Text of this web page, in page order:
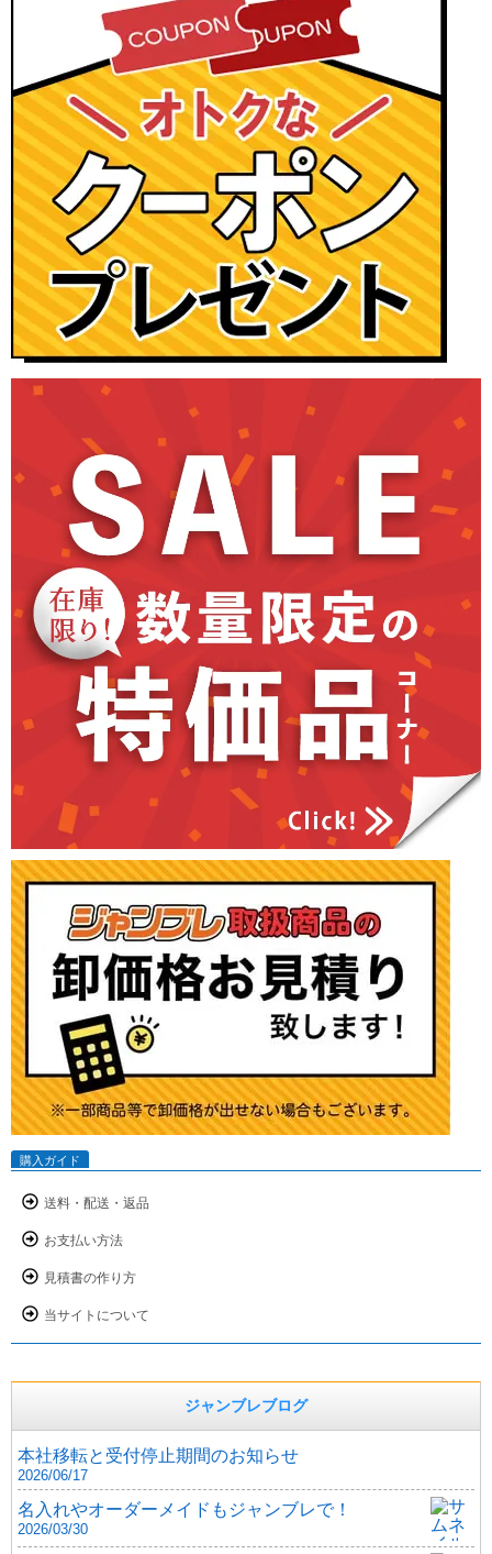
購入ガイド
送料・配送・返品
お支払い方法
見積書の作り方
当サイトについて
ジャンブレブログ
本社移転と受付停止期間のお知らせ
2026/06/17
名入れやオーダーメイドもジャンブレで！
2026/03/30